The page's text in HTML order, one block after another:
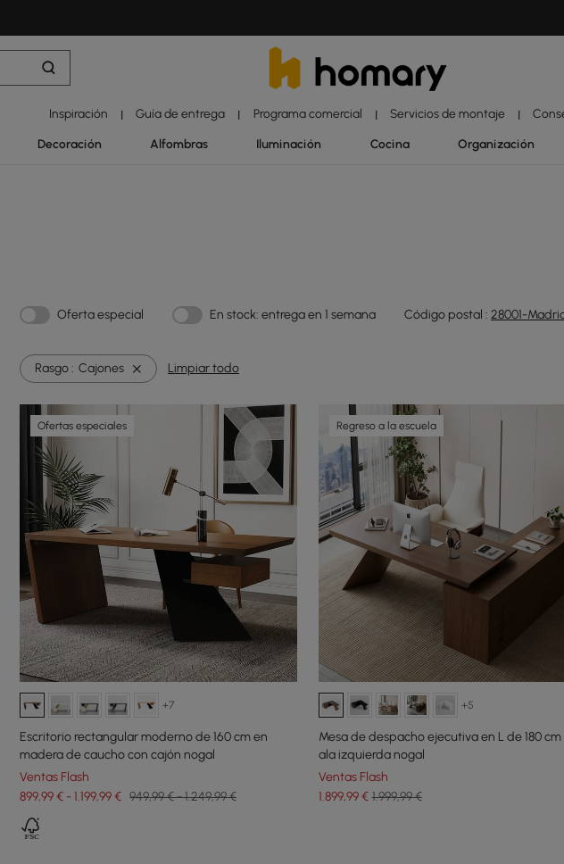
Inspiración | Guía de entrega | Programa comercial | Servicios de montaje |
Decoración Alfombras Iluminación Cocina Organización
Oferta especial En stock: entrega en 1 semana Código postal : 28001-
Rasgo : Cajones Limpiar todo
Ofertas especiales
+7
Escritorio rectangular moderno de 160 cm en
madera de caucho con cajón nogal
Ventas Flash
899,99 € - 1.199,99 € 949,99 € - 1.249,99 €
Regreso a la escuela
+5
Mesa de despacho ejecutiva en L de 180 cm
ala izquierda nogal
Ventas Flash
1.899,99€ 1.999,99 €